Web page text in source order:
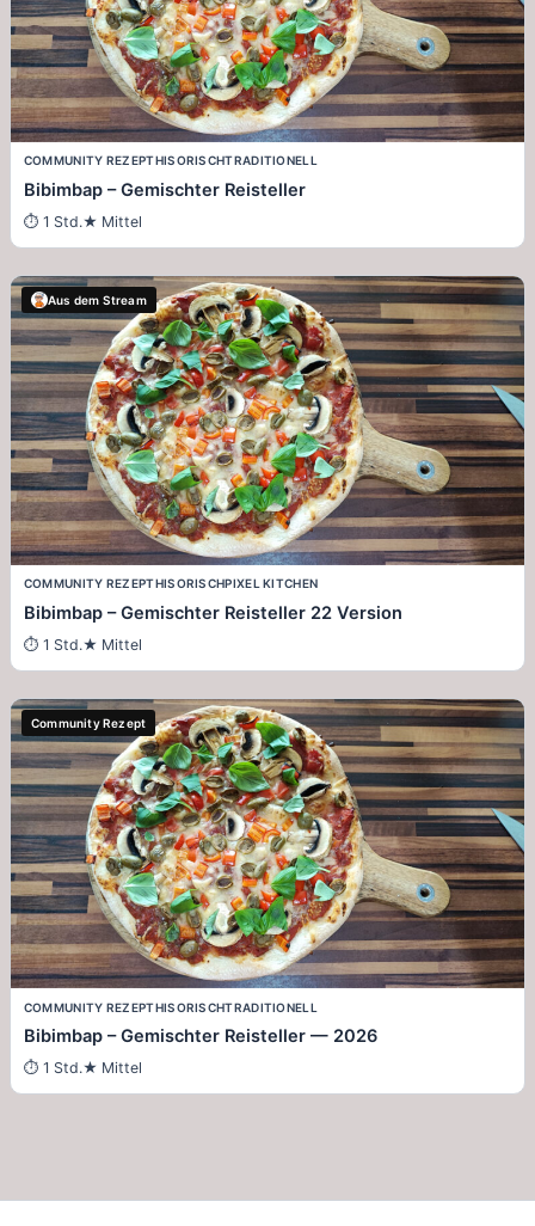
COMMUNITY REZEPTHISORISCHTRADITIONELL
Bibimbap – Gemischter Reisteller
1 Std. Mittel
Aus dem Stream
COMMUNITY REZEPTHISORISCHPIXEL KITCHEN
Bibimbap – Gemischter Reisteller 22 Version
1 Std. Mittel
Community Rezept
COMMUNITY REZEPTHISORISCHTRADITIONELL
Bibimbap – Gemischter Reisteller — 2026
1 Std. Mittel